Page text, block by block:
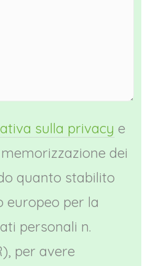
sulla privacy e
dei
quanto stabilito
europeo per la
personali n.
per avere